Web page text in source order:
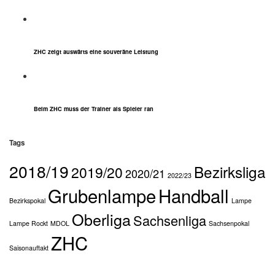
ZHC zeigt auswärts eine souveräne Leistung
Beim ZHC muss der Trainer als Spieler ran
Tags
2018/192019/202020/21 2022/23 Bezirksliga
Bezirkspokal GrubenlampeHandball Lampe
Lampe Rockt MDOL OberligaSachsenliga Sachsenpokal
Saisonauftakt ZHC